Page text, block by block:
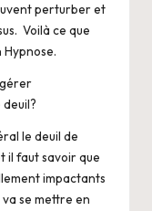
perturber et
Voilà ce que
le deuil de
il faut savoir que
impactants
va se mettre en